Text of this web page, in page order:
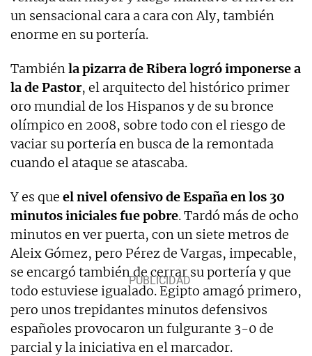
un sensacional cara a cara con Aly, también
enorme en su portería.
Tambiénla pizarra de Ribera logró imponerse a
la de Pastor, el arquitecto del histórico primer
oro mundial de los Hispanos y de su bronce
olímpico en 2008, sobre todo con el riesgo de
vaciar su portería en busca de la remontada
cuando el ataque se atascaba.
Y es que el nivel ofensivo de España en los 30
minutos iniciales fue pobre. Tardó más de ocho
minutos en ver puerta, con un siete metros de
Aleix Gómez, pero Pérez de Vargas, impecable,
se encargó también de cerrar su portería y que
todo estuviese igualado. Egipto amagó primero,
pero unos trepidantes minutos defensivos
españoles provocaron un fulgurante 3-0 de
parcial y la iniciativa en el marcador.